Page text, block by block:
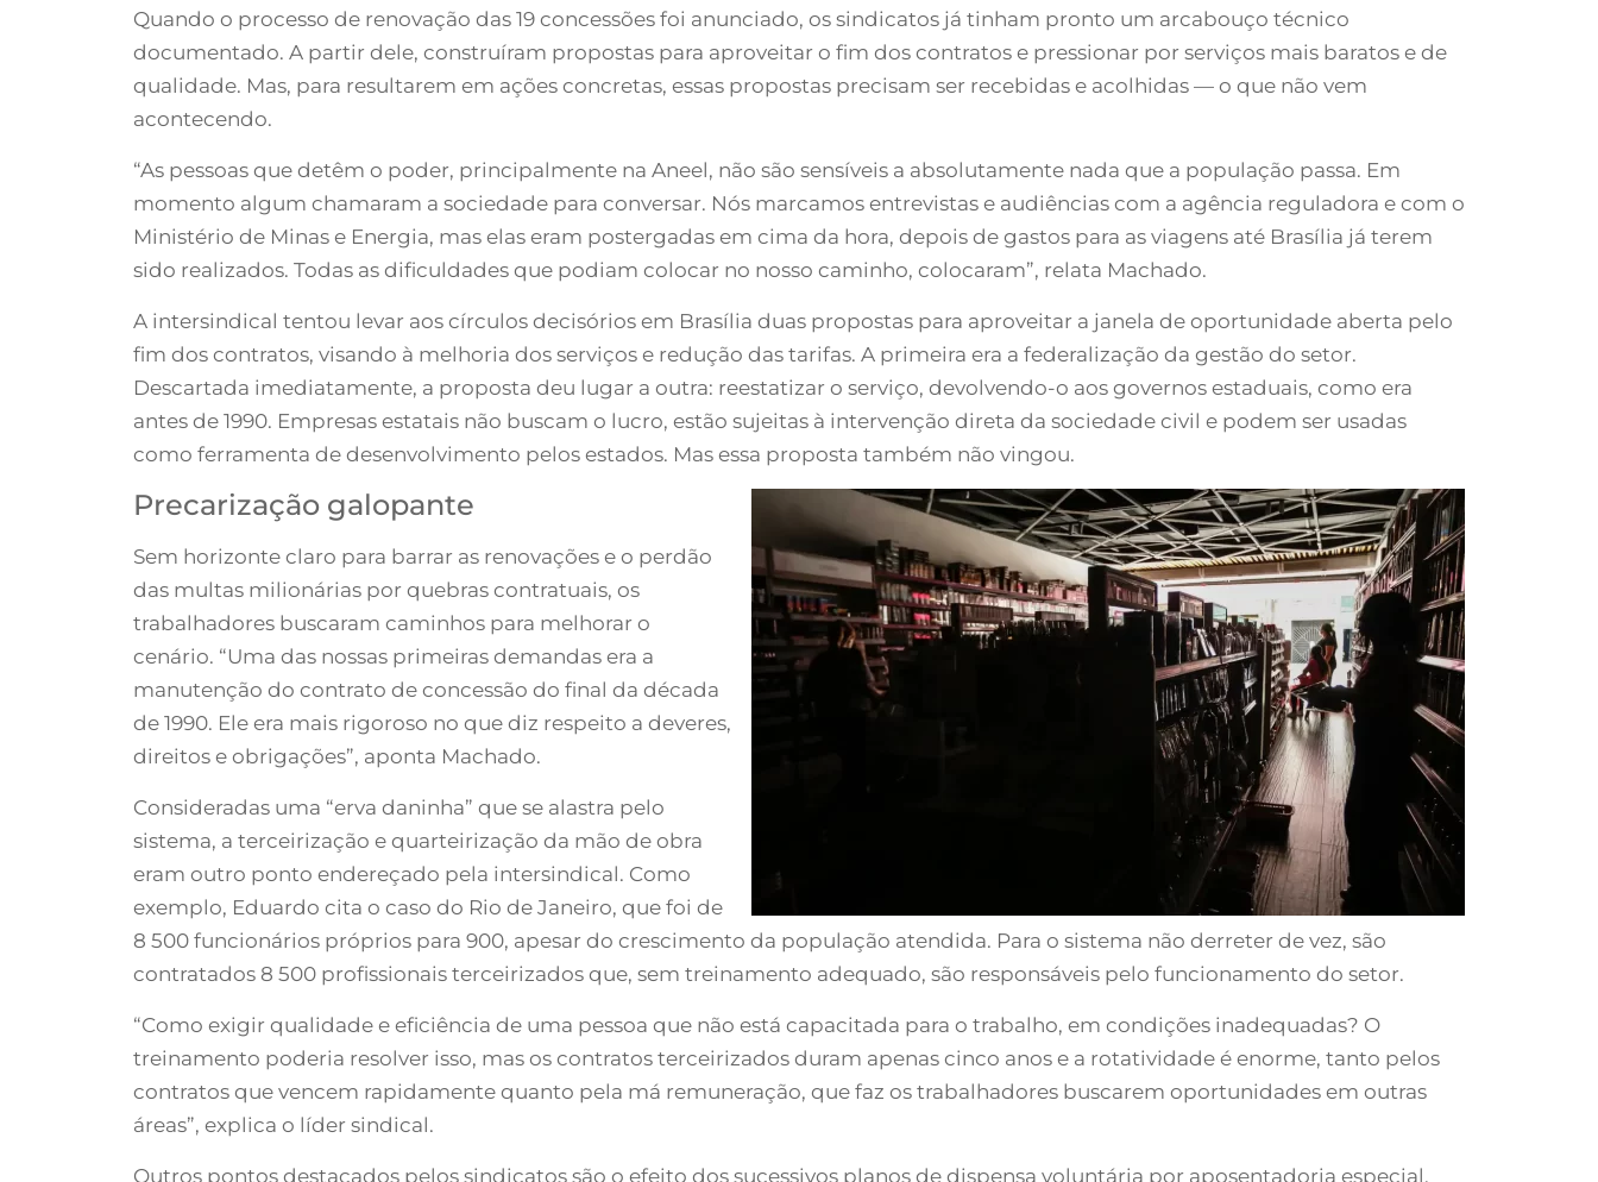
Quando o processo de renovação das 19 concessões foi anunciado, os sindicatos já tinham pronto um arcabouço técnico
documentado. A partir dele, construíram propostas para aproveitar o fim dos contratos e pressionar por serviços mais baratos e de
qualidade. Mas, para resultarem em ações concretas, essas propostas precisam ser recebidas e acolhidas — o que não vem
acontecendo.
“As pessoas que detêm o poder, principalmente na Aneel, não são sensíveis a absolutamente nada que a população passa. Em
momento algum chamaram a sociedade para conversar. Nós marcamos entrevistas e audiências com a agência reguladora e com o
Ministério de Minas e Energia, mas elas eram postergadas em cima da hora, depois de gastos para as viagens até Brasília já terem
sido realizados. Todas as dificuldades que podiam colocar no nosso caminho, colocaram”, relata Machado.
A intersindical tentou levar aos círculos decisórios em Brasília duas propostas para aproveitar a janela de oportunidade aberta pelo
fim dos contratos, visando à melhoria dos serviços e redução das tarifas. A primeira era a federalização da gestão do setor.
Descartada imediatamente, a proposta deu lugar a outra: reestatizar o serviço, devolvendo-o aos governos estaduais, como era
antes de 1990. Empresas estatais não buscam o lucro, estão sujeitas à intervenção direta da sociedade civil e podem ser usadas
como ferramenta de desenvolvimento pelos estados. Mas essa proposta também não vingou.
Precarização galopante
Sem horizonte claro para barrar as renovações e o perdão
das multas milionárias por quebras contratuais, os
trabalhadores buscaram caminhos para melhorar o
cenário. “Uma das nossas primeiras demandas era a
manutenção do contrato de concessão do final da década
de 1990. Ele era mais rigoroso no que diz respeito a deveres,
direitos e obrigações”, aponta Machado.
Consideradas uma “erva daninha” que se alastra pelo
sistema, a terceirização e quarteirização da mão de obra
eram outro ponto endereçado pela intersindical. Como
exemplo, Eduardo cita o caso do Rio de Janeiro, que foi de
8 500 funcionários próprios para 900, apesar do crescimento da população atendida. Para o sistema não derreter de vez, são
contratados 8 500 profissionais terceirizados que, sem treinamento adequado, são responsáveis pelo funcionamento do setor.
“Como exigir qualidade e eficiência de uma pessoa que não está capacitada para o trabalho, em condições inadequadas? O
treinamento poderia resolver isso, mas os contratos terceirizados duram apenas cinco anos e a rotatividade é enorme, tanto pelos
contratos que vencem rapidamente quanto pela má remuneração, que faz os trabalhadores buscarem oportunidades em outras
áreas”, explica o líder sindical.
Outros pontos destacados pelos sindicatos são o efeito dos sucessivos planos de dispensa voluntária por aposentadoria especial,